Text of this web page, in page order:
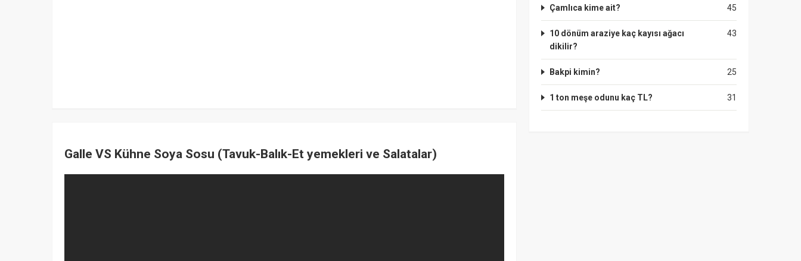
Galle VS Kühne Soya Sosu (Tavuk-Balık-Et yemekleri ve Salatalar)
45
Çamlıca kime ait?
43
10 dönüm araziye kaç kayısı ağacı
dikilir?
25
Bakpi kimin?
31
1 ton meşe odunu kaç TL?